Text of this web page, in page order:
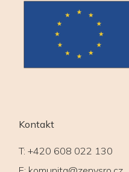
Kontakt
T: +420 608 022 130